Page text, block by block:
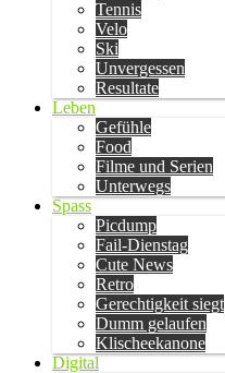
Tennis
Velo
Ski
Unvergessen
Resultate
Leben
Gefühle
Food
Filme und Serien
Unterwegs
Spass
Picdump
Fail-Dienstag
Cute News
Retro
Gerechtigkeit siegt
Dumm gelaufen
Klischeekanone
Digital